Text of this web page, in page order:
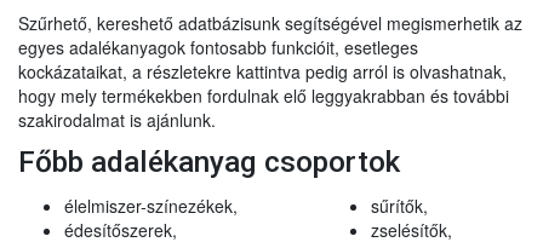
Szűrhető, kereshető adatbázisunk segítségével megismerhetik az
egyes adalékanyagok fontosabb funkcióit, esetleges
kockázataikat, a részletekre kattintva pedig arról is olvashatnak,
hogy mely termékekben fordulnak elő leggyakrabban és további
szakirodalmat is ajánlunk.
Főbb adalékanyag csoportok
élelmiszer-színezékek,
édesítőszerek,
sűrítők,
zselésítők,